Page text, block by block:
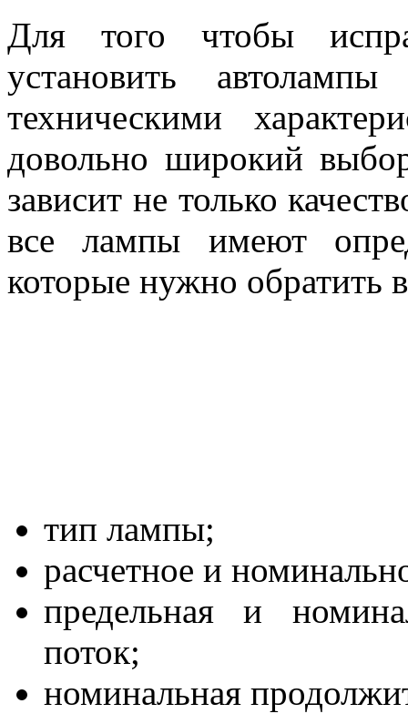
Для того чтобы
установить
техническими
довольно широкий
зависит не только
все лампы имеют
которые нужно обратить
тип лампы;
расчетное и
предельная и
поток;
номинальная